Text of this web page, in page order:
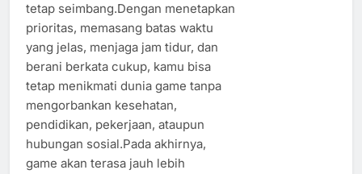
tetap seimbang.Dengan menetapkan
prioritas, memasang batas waktu
yang jelas, menjaga jam tidur, dan
berani berkata cukup, kamu bisa
tetap menikmati dunia game tanpa
mengorbankan kesehatan,
pendidikan, pekerjaan, ataupun
hubungan sosial.Pada akhirnya,
game akan terasa jauh lebih